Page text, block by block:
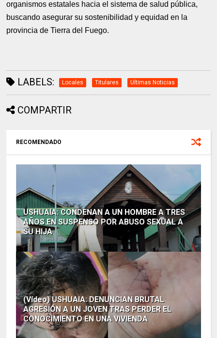
organismos estatales hacia el sistema de salud pública,
buscando asegurar su sostenibilidad y equidad en la
provincia de Tierra del Fuego.
LABELS: Locales Titulares Ultimas Noticias
COMPARTIR
RECOMENDADO
USHUAIA: CONDENAN A UN HOMBRE A TRES
AÑOS EN SUSPENSO POR ABUSO SEXUAL A
SU HIJA
(Vídeo) USHUAIA: DENUNCIAN BRUTAL
AGRESIÓN A UN JOVEN TRAS PERDER EL
CONOCIMIENTO EN UNA VIVIENDA